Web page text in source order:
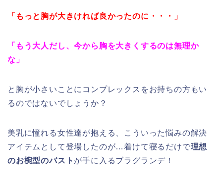
「もっと胸が大きければ良かったのに・・・」
「もう大人だし、今から胸を大きくするのは無理か
な」
と胸が小さいことにコンプレックスをお持ちの方もい
るのではないでしょうか？
美乳に憧れる女性達が抱える、こういった悩みの解決
アイテムとして登場したのが…着けて寝るだけで理想
のお椀型のバスト が手に入るブラグランデ！